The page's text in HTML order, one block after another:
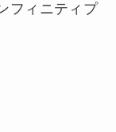
フィニティプ